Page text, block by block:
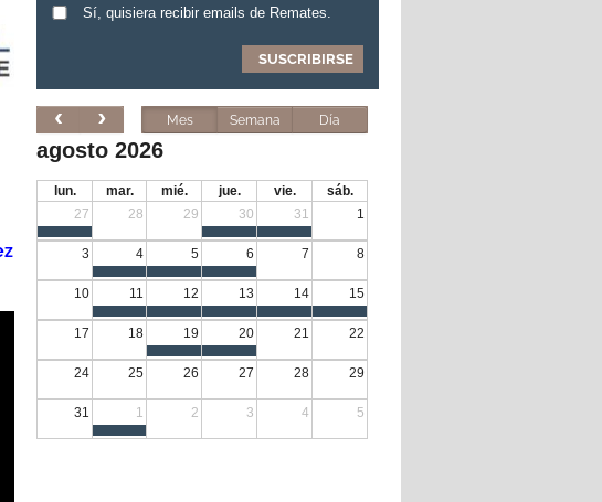
Sí, quisiera recibir emails de Remates.
Mes Semana Día
agosto 2026
lun. mar. mié. jue. vie.
sáb.
27
28 29 30 31 1
3 4 5 6 7 8
10 11 12 13 14 15
17 18 19 20 21 22
24 25 26 27 28 29
31 1 2 3 4 5